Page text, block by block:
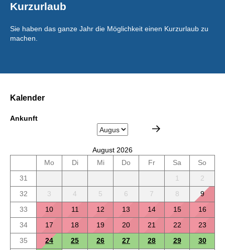
Kurzurlaub
Sie haben das ganze Jahr die Möglichkeit einen Kurzurlaub zu
machen.
Kalender
Ankunft
August 2026
Mo
Di Mi Do Fr Sa
So
31
1
2
32
3 4 5 6 7 8
9
33
10 11 12 13 14 15
16
34
17 18 19 20 21 22
23
35
24 25 26 27 28 29
30